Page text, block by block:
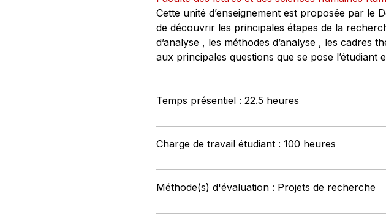
Cette unité d’enseignement est proposée par le
de découvrir les principales étapes de la
d’analyse , les méthodes d’analyse , les
aux principales questions que se pose l’étudiant
Temps présentiel : 22.5 heures
Charge de travail étudiant : 100 heures
Méthode(s) d'évaluation : Projets de recherche